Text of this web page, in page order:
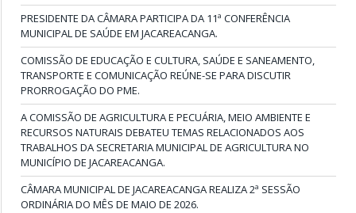
PRESIDENTE DA CÂMARA PARTICIPA DA 11ª CONFERÊNCIA
MUNICIPAL DE SAÚDE EM JACAREACANGA.
COMISSÃO DE EDUCAÇÃO E CULTURA, SAÚDE E SANEAMENTO,
TRANSPORTE E COMUNICAÇÃO REÚNE-SE PARA DISCUTIR
PRORROGAÇÃO DO PME.
A COMISSÃO DE AGRICULTURA E PECUÁRIA, MEIO AMBIENTE E
RECURSOS NATURAIS DEBATEU TEMAS RELACIONADOS AOS
TRABALHOS DA SECRETARIA MUNICIPAL DE AGRICULTURA NO
MUNICÍPIO DE JACAREACANGA.
CÂMARA MUNICIPAL DE JACAREACANGA REALIZA 2ª SESSÃO
ORDINÁRIA DO MÊS DE MAIO DE 2026.